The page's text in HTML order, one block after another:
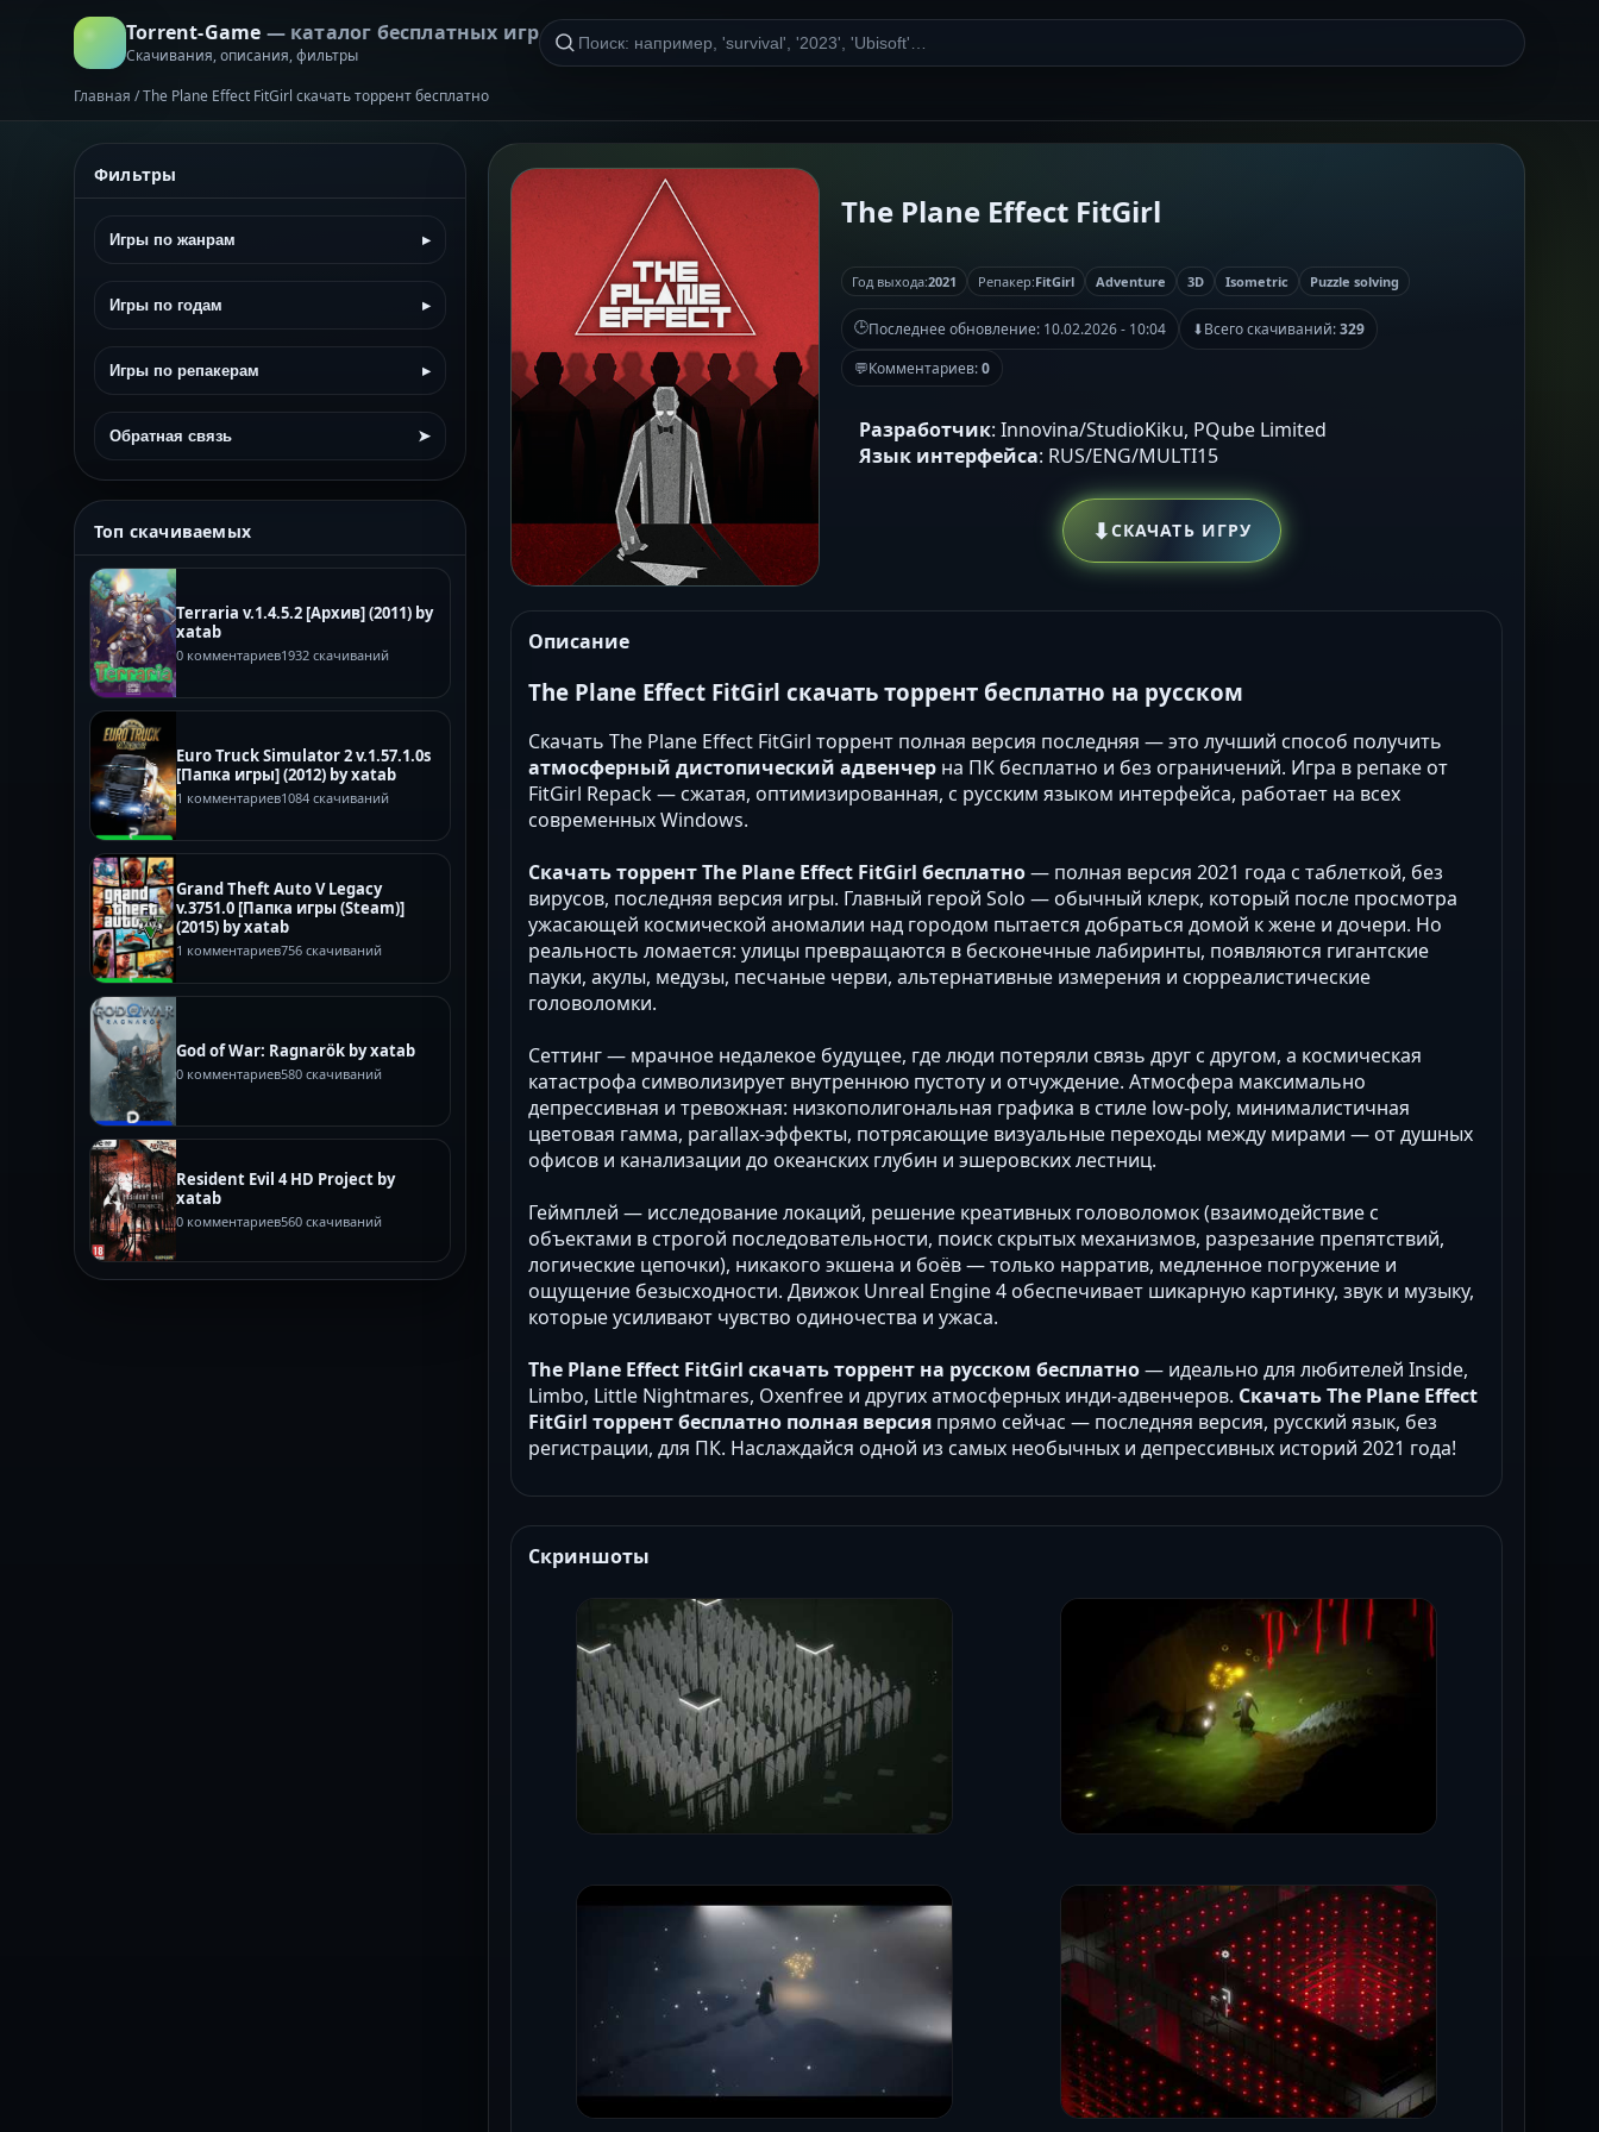
Torrent-Game — каталог бесплатных игр
Скачивания, описания, фильтры
Главная /The Plane Effect FitGirl скачать торрент бесплатно
Фильтры
Игры по жанрам ▸
Игры по годам ▸
Игры по репакерам ▸
Обратная связь ➤
Топ скачиваемых
Terraria v.1.4.5.2 [Архив] (2011) by
xatab
0 комментариев1932 скачиваний
Euro Truck Simulator 2 v.1.57.1.0s
[Папка игры] (2012) by xatab
1 комментариев1084 скачиваний
Grand Theft Auto V Legacy
v.3751.0 [Папка игры (Steam)]
(2015) by xatab
1 комментариев756 скачиваний
God of War: Ragnarök by xatab
0 комментариев580 скачиваний
Resident Evil 4 HD Project by
xatab
0 комментариев560 скачиваний
The Plane Effect FitGirl
Год выхода:2021 Репакер:FitGirl Adventure 3D Isometric Puzzle solving
🕒Последнее обновление: 10.02.2026 - 10:04 ⬇Всего скачиваний:329
💬Комментариев:0
Разработчик: Innovina/StudioKiku, PQube Limited
Язык интерфейса: RUS/ENG/MULTI15
⬇СКАЧАТЬ ИГРУ
Описание
The Plane Effect FitGirl скачать торрент бесплатно на русском
Скачать The Plane Effect FitGirl торрент полная версия последняя — это лучший способ получить
атмосферный дистопический адвенчер на ПК бесплатно и без ограничений. Игра в репаке от
FitGirl Repack — сжатая, оптимизированная, с русским языком интерфейса, работает на всех
современных Windows.
Скачать торрент The Plane Effect FitGirl бесплатно— полная версия 2021 года с таблеткой, без
вирусов, последняя версия игры. Главный герой Solo — обычный клерк, который после просмотра
ужасающей космической аномалии над городом пытается добраться домой к жене и дочери. Но
реальность ломается: улицы превращаются в бесконечные лабиринты, появляются гигантские
пауки, акулы, медузы, песчаные черви, альтернативные измерения и сюрреалистические
головоломки.
Сеттинг — мрачное недалекое будущее, где люди потеряли связь друг с другом, а космическая
катастрофа символизирует внутреннюю пустоту и отчуждение. Атмосфера максимально
депрессивная и тревожная: низкополигональная графика в стиле low-poly, минималистичная
цветовая гамма, parallax-эффекты, потрясающие визуальные переходы между мирами — от душных
офисов и канализации до океанских глубин и эшеровских лестниц.
Геймплей — исследование локаций, решение креативных головоломок (взаимодействие с
объектами в строгой последовательности, поиск скрытых механизмов, разрезание препятствий,
логические цепочки), никакого экшена и боёв — только нарратив, медленное погружение и
ощущение безысходности. Движок Unreal Engine 4 обеспечивает шикарную картинку, звук и музыку,
которые усиливают чувство одиночества и ужаса.
The Plane Effect FitGirl скачать торрент на русском бесплатно— идеально для любителей Inside,
Limbo, Little Nightmares, Oxenfree и других атмосферных инди-адвенчеров. Скачать The Plane Effect
FitGirl торрент бесплатно полная версия прямо сейчас — последняя версия, русский язык, без
регистрации, для ПК. Наслаждайся одной из самых необычных и депрессивных историй 2021 года!
Скриншоты